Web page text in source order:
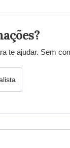
te ajudar. Sem